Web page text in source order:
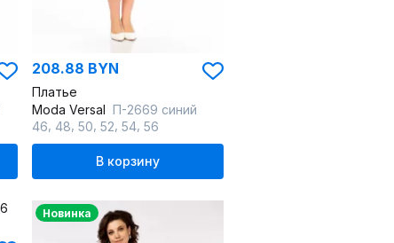
208.88 BYN
Платье
Moda Versal П-2669 синий
46 48 50 52 54 56
В корзину
Новинка